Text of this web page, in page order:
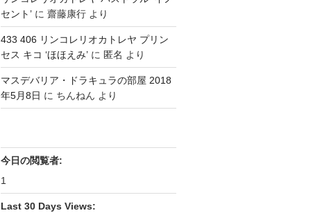
セント’に 齋藤康行より
433 406 リンコレリオカトレヤ プリン
セス キコ ‘ほほえみ’に 匿名 より
マスデバリア・ドラキュラの部屋 2018
年5月8日 に ちんねん より
今日の閲覧者:
1
Last 30 Days Views: